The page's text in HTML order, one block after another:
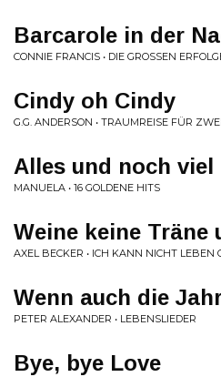
Barcarole in der
CONNIE FRANCIS • DIE GROSSEN ERFOLGE
Cindy oh Cindy
G.G. ANDERSON • TRAUMREISE FÜR ZWEI
Alles und noch viel
MANUELA • 16 GOLDENE HITS
Weine keine Träne
AXEL BECKER • ICH KANN NICHT LEBEN
Wenn auch die
PETER ALEXANDER • LEBENSLIEDER
Bye, bye Love